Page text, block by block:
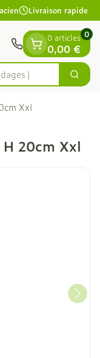
Livraison rapide
0 articles
0,00 €
0
Xxl
20cm Xxl